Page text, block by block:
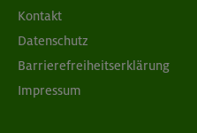
Kontakt
Datenschutz
Barrierefreiheitserklärung
Impressum